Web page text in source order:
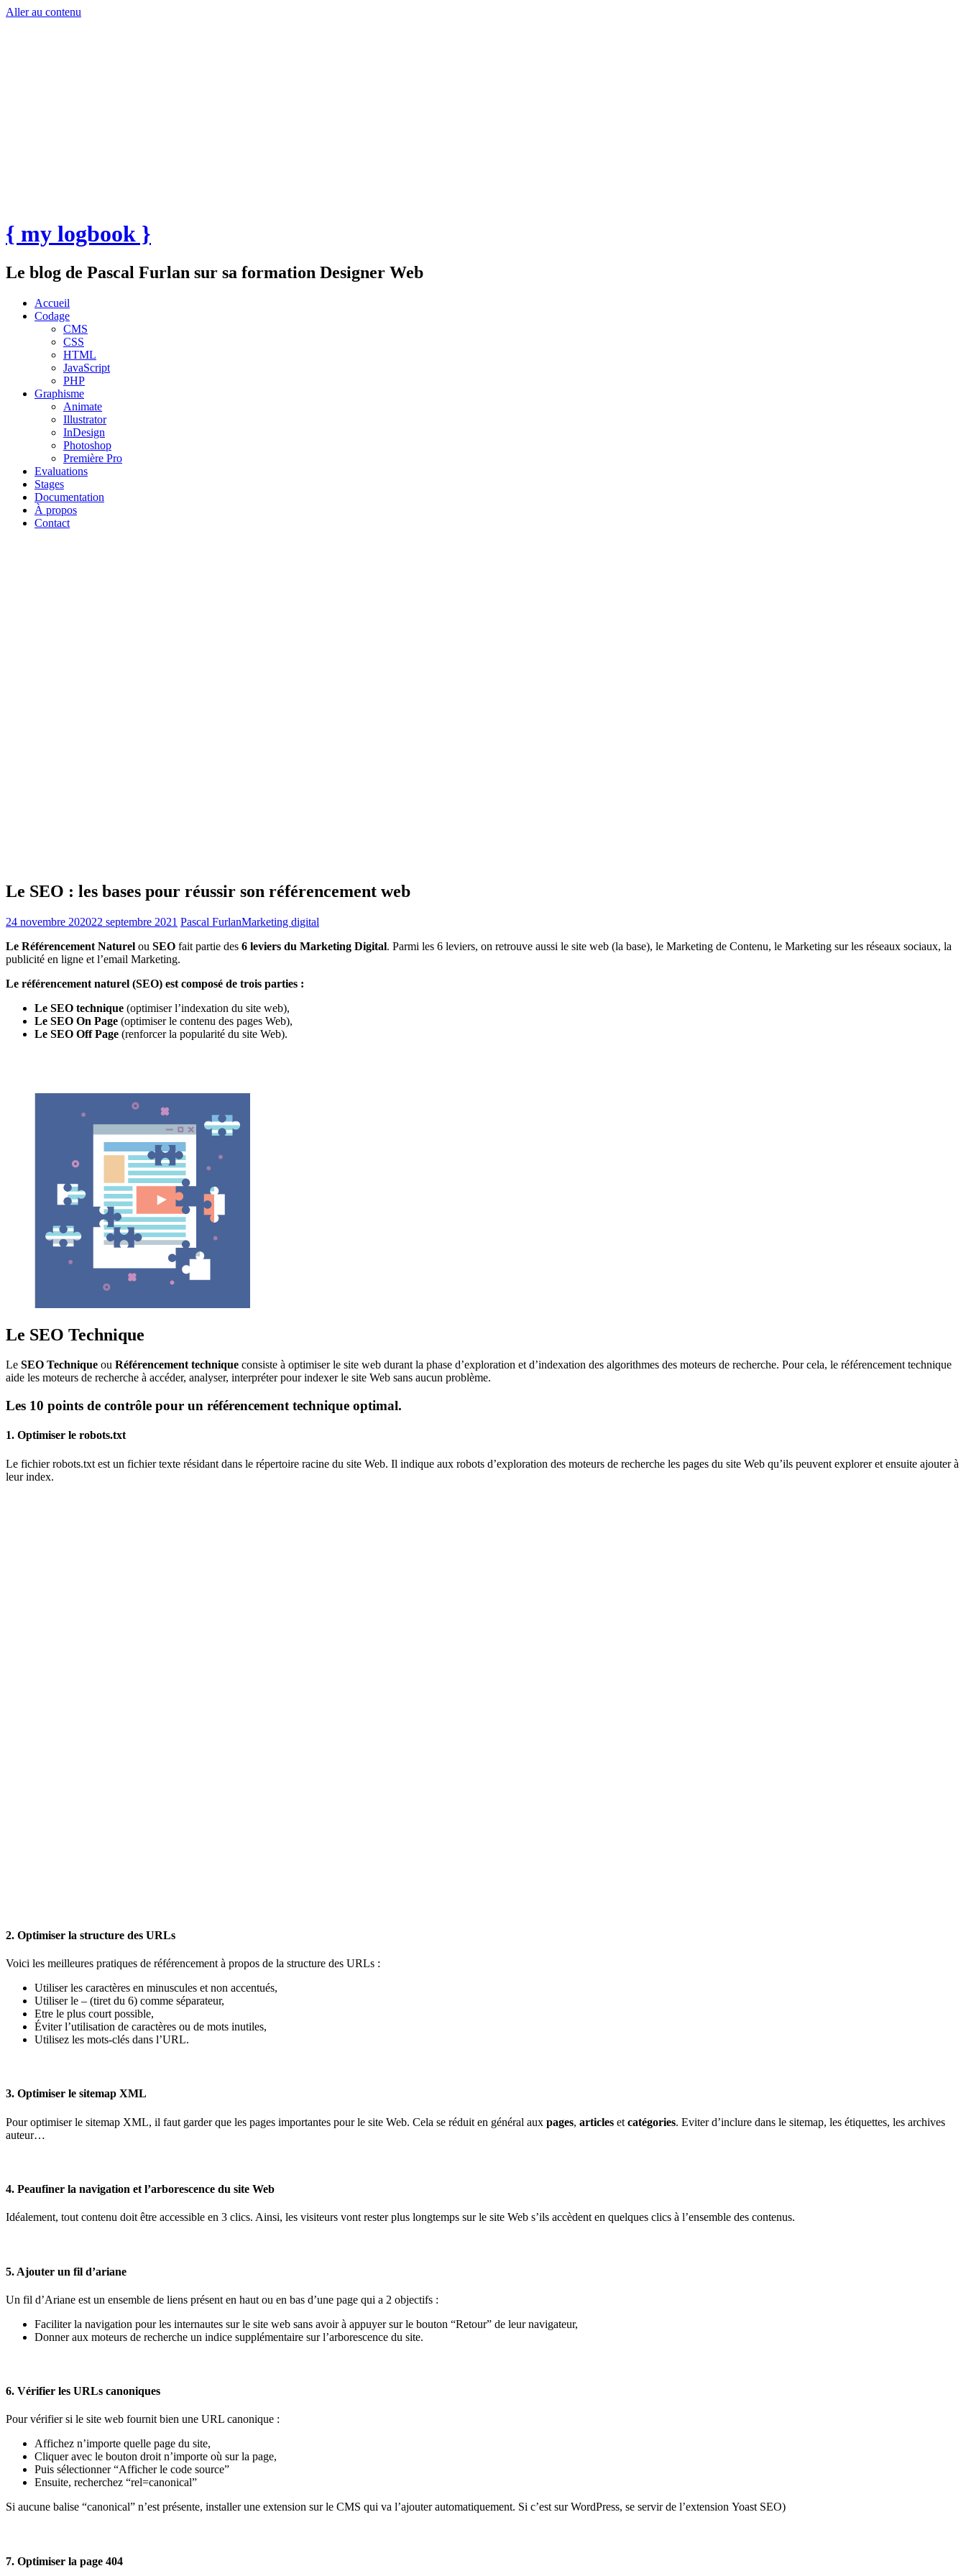
Aller au contenu
{ my logbook }
Le blog de Pascal Furlan sur sa formation Designer Web
Accueil
Codage
CMS
CSS
HTML
JavaScript
PHP
Graphisme
Animate
Illustrator
InDesign
Photoshop
Première Pro
Evaluations
Stages
Documentation
À propos
Contact
Le SEO : les bases pour réussir son référencement web
24 novembre 202022 septembre 2021 Pascal FurlanMarketing digital
Le Référencement Naturel ou SEO fait partie des 6 leviers du Marketing Digital. Parmi les 6 leviers, on retrouve aussi le site web (la base), le Marketing de Contenu, le Marketing sur les réseaux sociaux, la
publicité en ligne et l’email Marketing.
Le référencement naturel (SEO) est composé de trois parties :
Le SEO technique (optimiser l’indexation du site web),
Le SEO On Page (optimiser le contenu des pages Web),
Le SEO Off Page (renforcer la popularité du site Web).
Le SEO Technique
Le SEO Technique ou Référencement technique consiste à optimiser le site web durant la phase d’exploration et d’indexation des algorithmes des moteurs de recherche. Pour cela, le référencement technique
aide les moteurs de recherche à accéder, analyser, interpréter pour indexer le site Web sans aucun problème.
Les 10 points de contrôle pour un référencement technique optimal.
1. Optimiser le robots.txt
Le fichier robots.txt est un fichier texte résidant dans le répertoire racine du site Web. Il indique aux robots d’exploration des moteurs de recherche les pages du site Web qu’ils peuvent explorer et ensuite ajouter à
leur index.
2. Optimiser la structure des URLs
Voici les meilleures pratiques de référencement à propos de la structure des URLs :
Utiliser les caractères en minuscules et non accentués,
Utiliser le – (tiret du 6) comme séparateur,
Etre le plus court possible,
Éviter l’utilisation de caractères ou de mots inutiles,
Utilisez les mots-clés dans l’URL.
3. Optimiser le sitemap XML
Pour optimiser le sitemap XML, il faut garder que les pages importantes pour le site Web. Cela se réduit en général aux pages, articles et catégories. Eviter d’inclure dans le sitemap, les étiquettes, les archives
auteur…
4. Peaufiner la navigation et l’arborescence du site Web
Idéalement, tout contenu doit être accessible en 3 clics. Ainsi, les visiteurs vont rester plus longtemps sur le site Web s’ils accèdent en quelques clics à l’ensemble des contenus.
5. Ajouter un fil d’ariane
Un fil d’Ariane est un ensemble de liens présent en haut ou en bas d’une page qui a 2 objectifs :
Faciliter la navigation pour les internautes sur le site web sans avoir à appuyer sur le bouton “Retour” de leur navigateur,
Donner aux moteurs de recherche un indice supplémentaire sur l’arborescence du site.
6. Vérifier les URLs canoniques
Pour vérifier si le site web fournit bien une URL canonique :
Affichez n’importe quelle page du site,
Cliquer avec le bouton droit n’importe où sur la page,
Puis sélectionner “Afficher le code source”
Ensuite, recherchez “rel=canonical”
Si aucune balise “canonical” n’est présente, installer une extension sur le CMS qui va l’ajouter automatiquement. Si c’est sur WordPress, se servir de l’extension Yoast SEO)
7. Optimiser la page 404